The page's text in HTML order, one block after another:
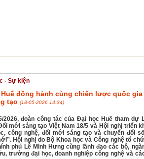
- Sự kiện
đồng hành cùng chiến lược quốc
tạo (18-05-2026 14:34)
2026, đoàn công tác của Đại học Huế tham dự
mới sáng tạo Việt Nam 18/5 và Hội nghị triển
công nghệ, đổi mới sáng tạo và chuyển đổi
Hội nghị do Bộ Khoa học và Công nghệ tổ
phủ Lê Minh Hưng cùng lãnh đạo các bộ,
trường đại học, doanh nghiệp công nghệ và